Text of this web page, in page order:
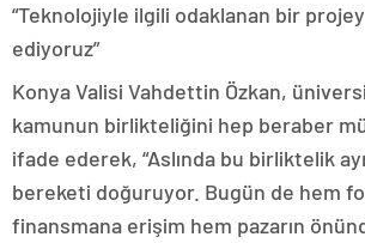
“Teknolojiyle ilgili odaklanan bir
ediyoruz”
Konya Valisi Vahdettin Özkan,
kamunun birlikteliğini hep beraber
ifade ederek, “Aslında bu birliktelik
bereketi doğuruyor. Bugün de hem
finansmana erişim hem pazarın